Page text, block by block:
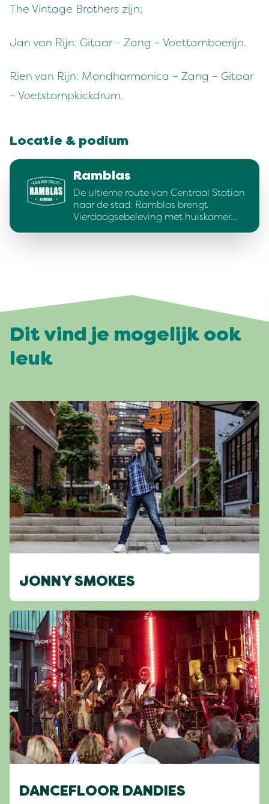
The Vintage Brothers zijn;
Jan van Rijn: Gitaar – Zang – Voettamboerijn.
Rien van Rijn: Mondharmonica – Zang – Gitaar
– Voetstompkickdrum.
Locatie & podium
Ramblas
De ultieme route van Centraal Station
naar de stad: Ramblas brengt
Vierdaagsebeleving met huiskamer…
Dit vind je mogelijk ook
leuk
JONNY SMOKES
DANCEFLOOR DANDIES